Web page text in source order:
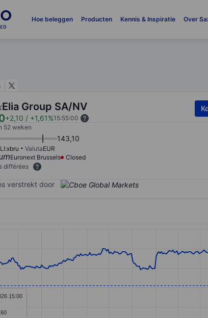
Hoe beleggen Producten Kennis & Inspiratie Over
Elia Group SA/NV
+2,10 / +1,61%15:55:00
52 weken
143,10
ValutaEUR
Euronext Brussels
Closed
différées
verstrekt door
with 398 data points.
has 1 X axis displaying categories.
15:00